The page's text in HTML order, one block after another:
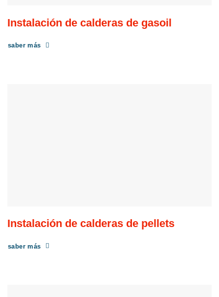
Instalación de calderas de gasoil
saber más
Instalación de calderas de pellets
saber más